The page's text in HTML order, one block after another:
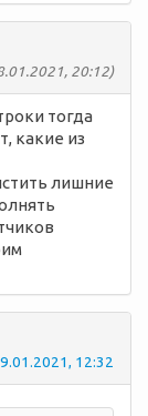
20:12)
тогда
какие из
лишние
12:32